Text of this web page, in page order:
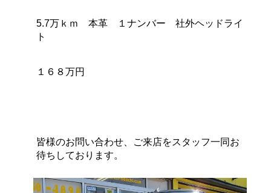
5.7万ｋｍ 本革 １ナンバー 社外ヘッドライ
ト
１６８万円
皆様のお問い合わせ、ご来店をスタッフ一同お
待ちしております。